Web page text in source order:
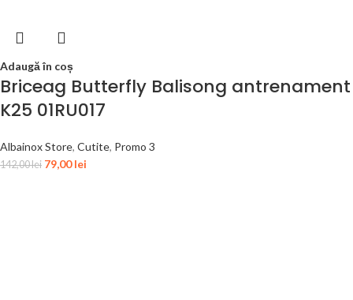
Adaugă în coș
Briceag Butterfly Balisong antrenament
K25 01RU017
Albainox Store, Cutite, Promo 3
142,00lei 79,00lei